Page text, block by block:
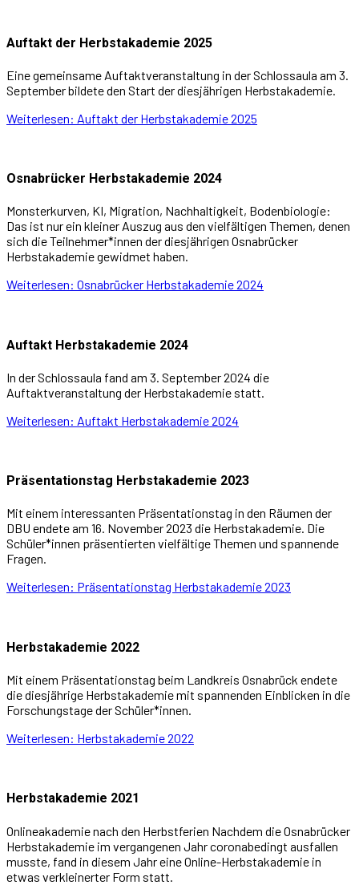
Auftakt der Herbstakademie 2025
Eine gemeinsame Auftaktveranstaltung in der Schlossaula am 3.
September bildete den Start der diesjährigen Herbstakademie.
Weiterlesen: Auftakt der Herbstakademie 2025
Osnabrücker Herbstakademie 2024
Monsterkurven, KI, Migration, Nachhaltigkeit, Bodenbiologie:
Das ist nur ein kleiner Auszug aus den vielfältigen Themen, denen
sich die Teilnehmer*innen der diesjährigen Osnabrücker
Herbstakademie gewidmet haben.
Weiterlesen: Osnabrücker Herbstakademie 2024
Auftakt Herbstakademie 2024
In der Schlossaula fand am 3. September 2024 die
Auftaktveranstaltung der Herbstakademie statt.
Weiterlesen: Auftakt Herbstakademie 2024
Präsentationstag Herbstakademie 2023
Mit einem interessanten Präsentationstag in den Räumen der
DBU endete am 16. November 2023 die Herbstakademie. Die
Schüler*innen präsentierten vielfältige Themen und spannende
Fragen.
Weiterlesen: Präsentationstag Herbstakademie 2023
Herbstakademie 2022
Mit einem Präsentationstag beim Landkreis Osnabrück endete
die diesjährige Herbstakademie mit spannenden Einblicken in die
Forschungstage der Schüler*innen.
Weiterlesen: Herbstakademie 2022
Herbstakademie 2021
Onlineakademie nach den Herbstferien Nachdem die Osnabrücker
Herbstakademie im vergangenen Jahr coronabedingt ausfallen
musste, fand in diesem Jahr eine Online-Herbstakademie in
etwas verkleinerter Form statt.